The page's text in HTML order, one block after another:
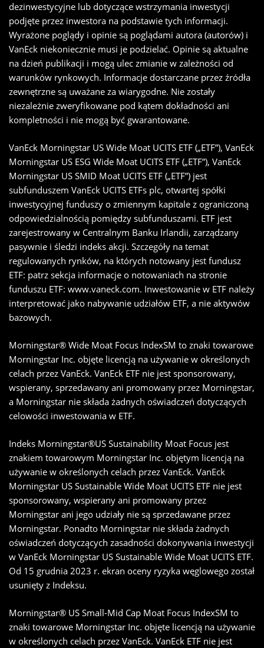
dezinwestycyjne lub dotyczące wstrzymania inwestycji
podjęte przez inwestora na podstawie tych informacji.
Wyrażone poglądy i opinie są poglądami autora (autorów) i
VanEck niekoniecznie musi je podzielać. Opinie są aktualne
na dzień publikacji i mogą ulec zmianie w zależności od
warunków rynkowych. Informacje dostarczane przez źródła
zewnętrzne są uważane za wiarygodne. Nie zostały
niezależnie zweryfikowane pod kątem dokładności ani
kompletności i nie mogą być gwarantowane.
VanEck Morningstar US Wide Moat UCITS ETF („ETF”), VanEck
Morningstar US ESG Wide Moat UCITS ETF („ETF”), VanEck
Morningstar US SMID Moat UCITS ETF („ETF”) jest
subfunduszem VanEck UCITS ETFs plc, otwartej spółki
inwestycyjnej funduszy o zmiennym kapitale z ograniczoną
odpowiedzialnością pomiędzy subfunduszami. ETF jest
zarejestrowany w Centralnym Banku Irlandii, zarządzany
pasywnie i śledzi indeks akcji. Szczegóły na temat
regulowanych rynków, na których notowany jest fundusz
ETF: patrz sekcja informacje o notowaniach na stronie
funduszu ETF: www.vaneck.com. Inwestowanie w ETF należy
interpretować jako nabywanie udziałów ETF, a nie aktywów
bazowych.
Morningstar® Wide Moat Focus IndexSM to znaki towarowe
Morningstar Inc. objęte licencją na używanie w określonych
celach przez VanEck. VanEck ETF nie jest sponsorowany,
wspierany, sprzedawany ani promowany przez Morningstar,
a Morningstar nie składa żadnych oświadczeń dotyczących
celowości inwestowania w ETF.
Indeks Morningstar®US Sustainability Moat Focus jest
znakiem towarowym Morningstar Inc. objętym licencją na
używanie w określonych celach przez VanEck. VanEck
Morningstar US Sustainable Wide Moat UCITS ETF nie jest
sponsorowany, wspierany ani promowany przez
Morningstar ani jego udziały nie są sprzedawane przez
Morningstar. Ponadto Morningstar nie składa żadnych
oświadczeń dotyczących zasadności dokonywania inwestycji
w VanEck Morningstar US Sustainable Wide Moat UCITS ETF.
Od 15 grudnia 2023 r. ekran oceny ryzyka węglowego został
usunięty z Indeksu.
Morningstar® US Small-Mid Cap Moat Focus IndexSM to
znaki towarowe Morningstar Inc. objęte licencją na używanie
w określonych celach przez VanEck. VanEck ETF nie jest